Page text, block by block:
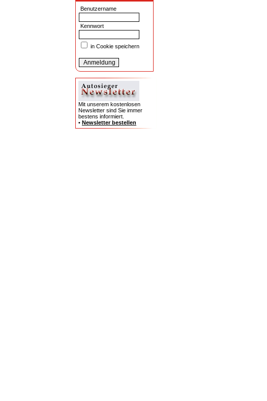
Benutzername
Kennwort
in Cookie speichern
Mit unserem kostenlosen
Newsletter sind Sie immer
bestens informiert.
• Newsletter bestellen